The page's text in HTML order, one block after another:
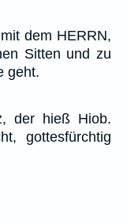
dem HERRN,
Sitten und zu
geht.
der hieß Hiob.
gottesfürchtig